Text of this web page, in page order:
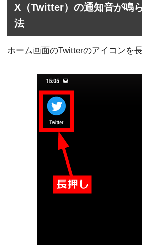
X（Twitter）の通知音が鳴
法
ホーム画面のTwitterのアイコンを